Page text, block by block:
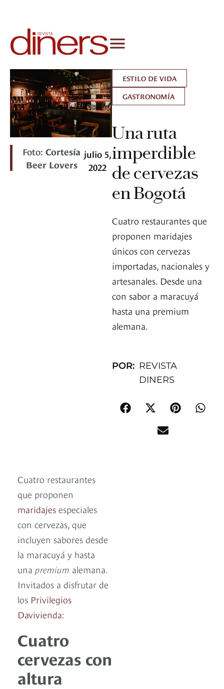
Foto:Cortesía
Beer Lovers
julio 5,
2022
ESTILO DE VIDA
GASTRONOMÍA
Una ruta
imperdible
de cervezas
en Bogotá
Cuatro restaurantes que
proponen maridajes
únicos con cervezas
importadas, nacionales y
artesanales. Desde una
con sabor a maracuyá
hasta una premium
alemana.
POR: REVISTA
DINERS
Cuatro restaurantes
que proponen
maridajes especiales
con cervezas, que
incluyen sabores desde
la maracuyá y hasta
una premium alemana.
Invitados a disfrutar de
los Privilegios
Davivienda:
Cuatro
cervezas con
altura